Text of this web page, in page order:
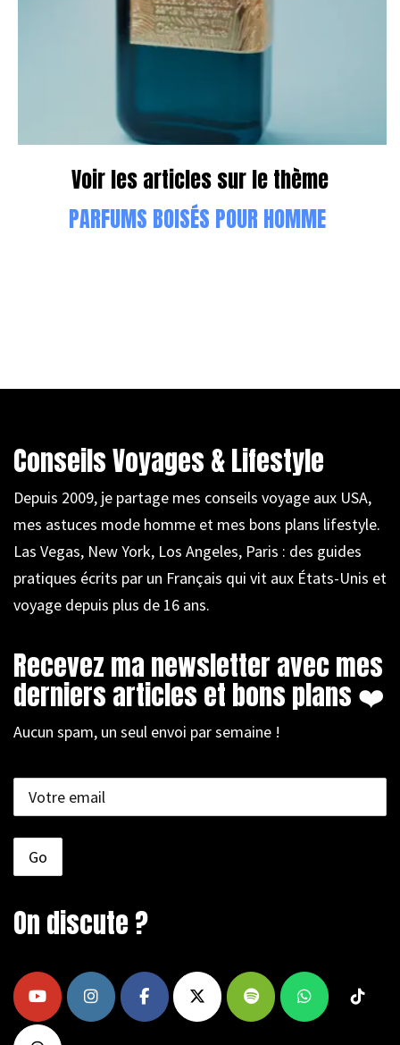
Voir les articles sur le thème
PARFUMS BOISÉS POUR HOMME
Conseils Voyages & Lifestyle
Depuis 2009, je partage mes conseils voyage aux USA,
mes astuces mode homme et mes bons plans lifestyle.
Las Vegas, New York, Los Angeles, Paris : des guides
pratiques écrits par un Français qui vit aux États-Unis et
voyage depuis plus de 16 ans.
Recevez ma newsletter avec mes
derniers articles et bons plans ❤️
Aucun spam, un seul envoi par semaine !
On discute ?